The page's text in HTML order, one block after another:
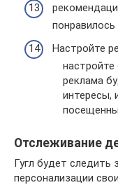
Настройте
настройте
реклама
интересы,
Отслеживание
Гугл будет следить
персонализации